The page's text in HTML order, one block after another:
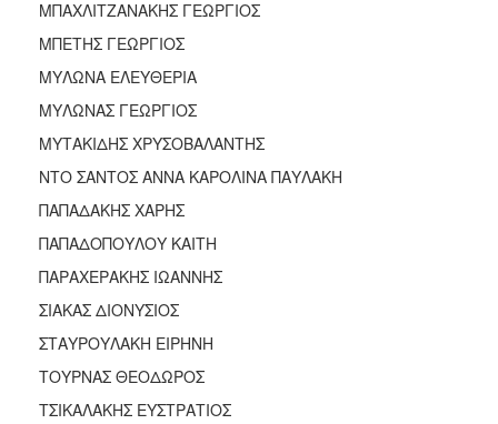
ΜΠΑΧΛΙΤΖΑΝΑΚΗΣ ΓΕΩΡΓΙΟΣ
ΜΠΕΤΗΣ ΓΕΩΡΓΙΟΣ
ΜΥΛΩΝΑ ΕΛΕΥΘΕΡΙΑ
ΜΥΛΩΝΑΣ ΓΕΩΡΓΙΟΣ
ΜΥΤΑΚΙΔΗΣ ΧΡΥΣΟΒΑΛΑΝΤΗΣ
ΝΤΟ ΣΑΝΤΟΣ ΑΝΝΑ ΚΑΡΟΛΙΝΑ ΠΑΥΛΑΚΗ
ΠΑΠΑΔΑΚΗΣ ΧΑΡΗΣ
ΠΑΠΑΔΟΠΟΥΛΟΥ ΚΑΙΤΗ
ΠΑΡΑΧΕΡΑΚΗΣ ΙΩΑΝΝΗΣ
ΣΙΑΚΑΣ ΔΙΟΝΥΣΙΟΣ
ΣΤΑΥΡΟΥΛΑΚΗ ΕΙΡΗΝΗ
ΤΟΥΡΝΑΣ ΘΕΟΔΩΡΟΣ
ΤΣΙΚΑΛΑΚΗΣ ΕΥΣΤΡΑΤΙΟΣ